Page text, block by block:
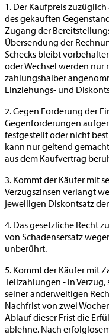
1. Der Kaufpreis
des gekauften
Zugang der
Übersendung der
Schecks bleibt
oder Wechsel werden
zahlungshalber
Einziehungs- und
2. Gegen Forderung der
Gegenforderungen
festgestellt oder nicht
kann nur geltend
aus dem Kaufvertrag
3. Kommt der Käufer mit
Verzugszinsen verlangt
jeweiligen Diskontsatz
4. Das gesetzliche Recht
von Schadensersatz
unberührt.
5. Kommt der Käufer mit
Teilzahlungen - in
seiner anderweitigen
Nachfrist von zwei
Ablauf dieser Frist die
ablehne. Nach